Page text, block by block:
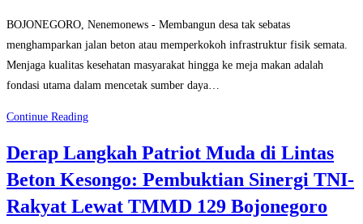
BOJONEGORO, Nenemonews - Membangun desa tak sebatas
menghamparkan jalan beton atau memperkokoh infrastruktur fisik semata.
Menjaga kualitas kesehatan masyarakat hingga ke meja makan adalah
fondasi utama dalam mencetak sumber daya…
Continue ReadingWujudkan
Sehat
dan
Naik
Derap Langkah Patriot Muda di Lintas
Beton Kesongo: Pembuktian Sinergi TNI-
Rakyat Lewat TMMD 129 Bojonegoro